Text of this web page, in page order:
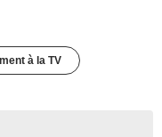
à la TV